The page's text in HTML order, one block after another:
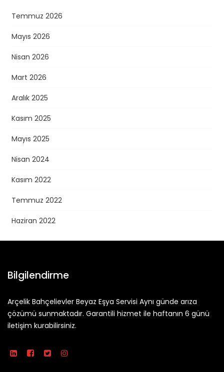
Temmuz 2026
Mayıs 2026
Nisan 2026
Mart 2026
Aralık 2025
Kasım 2025
Mayıs 2025
Nisan 2024
Kasım 2022
Temmuz 2022
Haziran 2022
Bilgilendirme
Arçelik Bahçelievler Beyaz Eşya Servisi Aynı günde arıza
çözümü sunmaktadır. Garantili hizmet ile haftanın 6 günü
iletişim kurabilirsiniz.